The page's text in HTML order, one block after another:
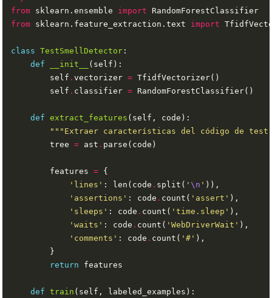
from sklearn.ensemble import
from sklearn.feature_extraction.text import
class TestSmellDetector
def
__init__
        self
.vectorizer =
        self
. classifier =
def extract_features
"""Extraer características del código de
        tree
= ast .
        features
=
'lines' : len(code . split( '\n '
'assertions' : code . count( 'assert'
'sleeps' : code . count( 'time.sleep'
'waits' : code . count( 'WebDriverWait'
'comments' : code . count( '#'
return
def train